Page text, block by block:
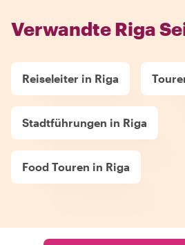
Verwandte Riga
Reiseleiter in Riga
Stadtführungen in Riga
Food Touren in Riga